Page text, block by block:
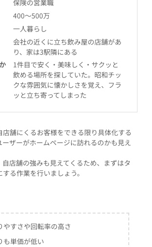
保険の営業職
400〜500万
一人暮らし
会社の近くに立ち飲み屋の店舗があ
り、家は3駅隣にある
1件目で安く・美味しく・サクッと
飲める場所を探していた。昭和チッ
クな雰囲気に懐かしさを覚え、フラ
ッと立ち寄ってしまった
店舗にくるお客様をできる限り具体化する
ザーがホームページに訪れるのかも見え
店舗の強みも見えてくるため、まずはタ
る作業を行いましょう。
やすさや回転率の高さ
も単価が低い